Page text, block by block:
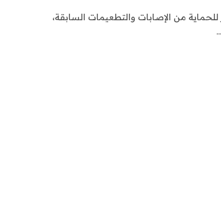
للحماية من الإصابات والتطعيمات السابقة،